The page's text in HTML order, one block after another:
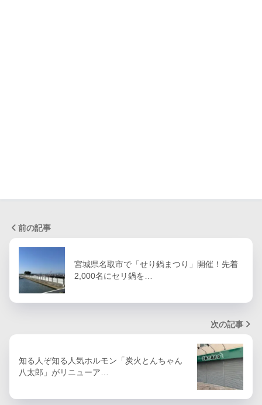
前の記事
宮城県名取市で「せり鍋まつり」開催！先着
2,000名にセリ鍋を…
次の記事
知る人ぞ知る人気ホルモン「炭火とんちゃん
八太郎」がリニューア…